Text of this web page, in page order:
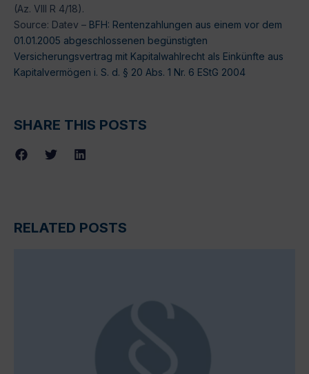
(Az. VIII R 4/18).
Source: Datev – BFH: Rentenzahlungen aus einem vor dem
01.01.2005 abgeschlossenen begünstigten
Versicherungsvertrag mit Kapitalwahlrecht als Einkünfte aus
Kapitalvermögen i. S. d. § 20 Abs. 1 Nr. 6 EStG 2004
SHARE THIS POSTS
RELATED POSTS